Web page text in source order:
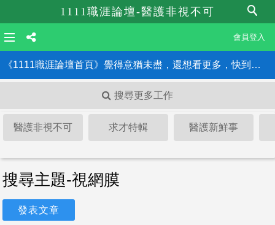
1111職涯論壇-醫護非視不可
會員登入
《1111職涯論壇首頁》覺得意猶未盡，還想看更多，快到職涯論壇首頁！！
搜尋更多工作
醫護非視不可 求才特輯 醫護新鮮事
搜尋主題-視網膜
發表文章